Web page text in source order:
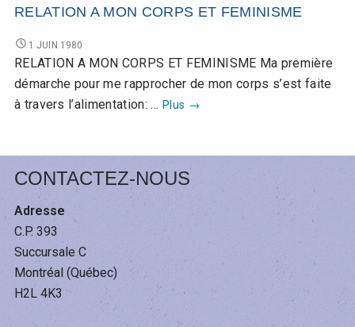
e
P
a
r
l
e
É
I
N
I
S
T
C
H
R
É
T
I
E
N
N
E
RELATION A MON CORPS ET FEMINISME
RELATION
A
CORPS
ET
1 JUIN 1980
RELATION A MON CORPS ET FEMINISME Ma première
démarche pour me rapprocher de mon corps s’est faite
à travers l’alimentation: … Plus RELATION
CORPS
ET
→
CONTACTEZ-NOUS
Adresse
C.P. 393
Succursale C
Montréal (Québec)
H2L 4K3